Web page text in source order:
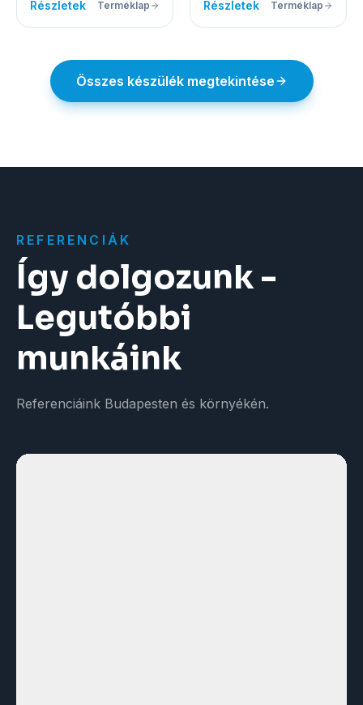
Részletek Terméklap Részletek Terméklap
Összes készülék megtekintése
REFERENCIÁK
Így dolgozunk -
Legutóbbi
munkáink
Referenciáink Budapesten és környékén.